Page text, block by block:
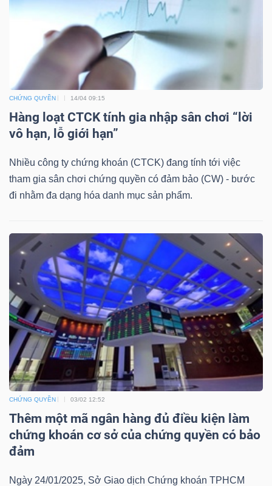
CHỨNG QUYỀN 14/04 09:15
Hàng loạt CTCK tính gia nhập sân chơi “lời
vô hạn, lỗ giới hạn”
Nhiều công ty chứng khoán (CTCK) đang tính tới việc
tham gia sân chơi chứng quyền có đảm bảo (CW) - bước
đi nhằm đa dạng hóa danh mục sản phẩm.
CHỨNG QUYỀN 03/02 12:52
Thêm một mã ngân hàng đủ điều kiện làm
chứng khoán cơ sở của chứng quyền có bảo
đảm
Ngày 24/01/2025, Sở Giao dịch Chứng khoán TPHCM
CÔNG
THÔNG
TIN
DỊCH
TRUYỀN
THÔNG
TIỆN
ÍCH
BẤT
ĐỘNG
SẢN
Mã
chứng
khoán